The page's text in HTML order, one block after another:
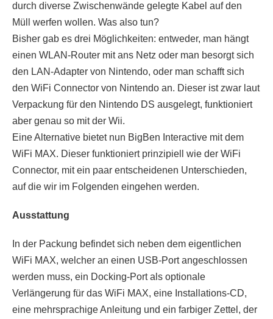
durch diverse Zwischenwände gelegte Kabel auf den
Müll werfen wollen. Was also tun?
Bisher gab es drei Möglichkeiten: entweder, man hängt
einen WLAN-Router mit ans Netz oder man besorgt sich
den LAN-Adapter von Nintendo, oder man schafft sich
den WiFi Connector von Nintendo an. Dieser ist zwar laut
Verpackung für den Nintendo DS ausgelegt, funktioniert
aber genau so mit der Wii.
Eine Alternative bietet nun BigBen Interactive mit dem
WiFi MAX. Dieser funktioniert prinzipiell wie der WiFi
Connector, mit ein paar entscheidenen Unterschieden,
auf die wir im Folgenden eingehen werden.
Ausstattung
In der Packung befindet sich neben dem eigentlichen
WiFi MAX, welcher an einen USB-Port angeschlossen
werden muss, ein Docking-Port als optionale
Verlängerung für das WiFi MAX, eine Installations-CD,
eine mehrsprachige Anleitung und ein farbiger Zettel, der